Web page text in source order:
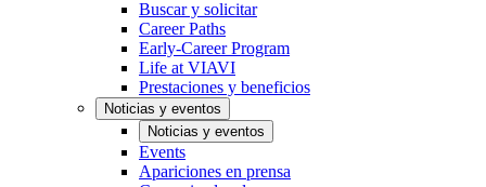
Buscar y solicitar
Career Paths
Early-Career Program
Life at VIAVI
Prestaciones y beneficios
Noticias y eventos
Noticias y eventos
Events
Apariciones en prensa